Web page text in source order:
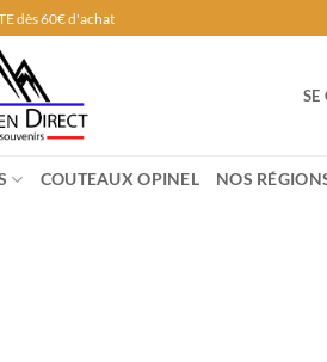
dès 60€ d'achat
SE
COUTEAUX OPINEL NOS